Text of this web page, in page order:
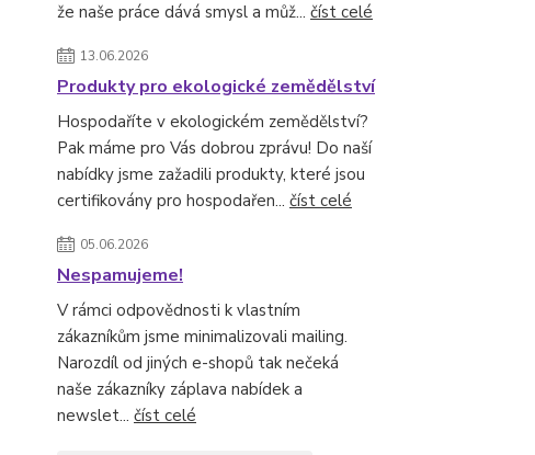
že naše práce dává smysl a můž... číst celé
13.06.2026
Produkty pro ekologické zemědělství
Hospodaříte v ekologickém zemědělství?
Pak máme pro Vás dobrou zprávu! Do naší
nabídky jsme zažadili produkty, které jsou
certifikovány pro hospodařen... číst celé
05.06.2026
Nespamujeme!
V rámci odpovědnosti k vlastním
zákazníkům jsme minimalizovali mailing.
Narozdíl od jiných e-shopů tak nečeká
naše zákazníky záplava nabídek a
newslet... číst celé